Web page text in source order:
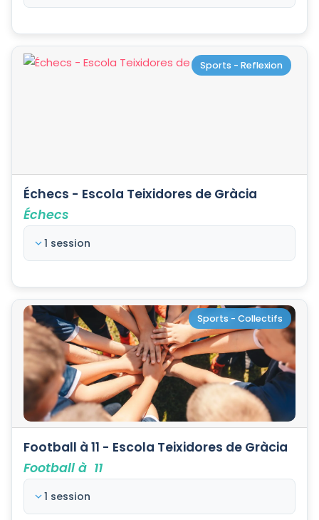
Sports - Reflexion
Échecs - Escola Teixidores de Gràcia
Échecs
1 session
Sports - Collectifs
Football à 11 - Escola Teixidores de Gràcia
Football à 11
1 session